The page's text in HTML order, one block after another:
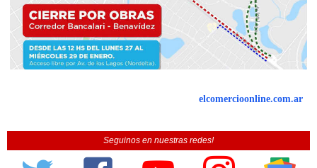
elcomercioonline.com.ar
Seguinos en nuestras redes!